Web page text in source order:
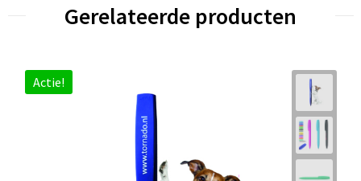
Gerelateerde producten
Actie!